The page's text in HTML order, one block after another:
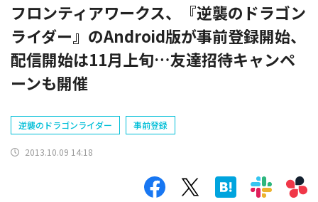
フロンティアワークス、『逆襲のドラゴン
ライダー』のAndroid版が事前登録開始、
配信開始は11月上旬…友達招待キャンペ
ーンも開催
逆襲のドラゴンライダー 事前登録
2013.10.09 14:18